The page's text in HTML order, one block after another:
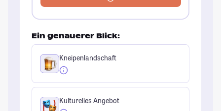
Ein genauerer Blick:
Kneipenlandschaft
Kulturelles Angebot